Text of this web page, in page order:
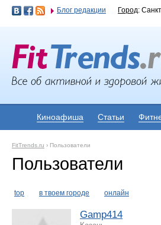
Блог редакции Город:
Киноафиша Статьи
FitTrends.ru › Пользователи
Пользователи
top в твоем городе онлайн
Gamp414